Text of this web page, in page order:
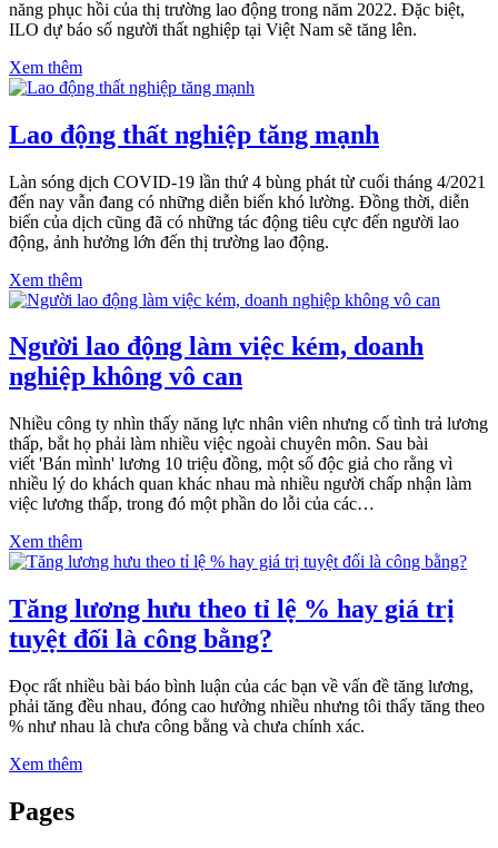
năng phục hồi của thị trường lao động trong năm 2022. Đặc biệt,
ILO dự báo số người thất nghiệp tại Việt Nam sẽ tăng lên.
Xem thêm
Lao động thất nghiệp tăng mạnh
Làn sóng dịch COVID-19 lần thứ 4 bùng phát từ cuối tháng 4/2021
đến nay vẫn đang có những diễn biến khó lường. Đồng thời, diễn
biến của dịch cũng đã có những tác động tiêu cực đến người lao
động, ảnh hưởng lớn đến thị trường lao động.
Xem thêm
Người lao động làm việc kém, doanh
nghiệp không vô can
Nhiều công ty nhìn thấy năng lực nhân viên nhưng cố tình trả lương
thấp, bắt họ phải làm nhiều việc ngoài chuyên môn. Sau bài
viết 'Bán mình' lương 10 triệu đồng, một số độc giả cho rằng vì
nhiều lý do khách quan khác nhau mà nhiều người chấp nhận làm
việc lương thấp, trong đó một phần do lỗi của các…
Xem thêm
Tăng lương hưu theo tỉ lệ % hay giá trị
tuyệt đối là công bằng?
Đọc rất nhiều bài báo bình luận của các bạn về vấn đề tăng lương,
phải tăng đều nhau, đóng cao hưởng nhiều nhưng tôi thấy tăng theo
% như nhau là chưa công bằng và chưa chính xác.
Xem thêm
Pages